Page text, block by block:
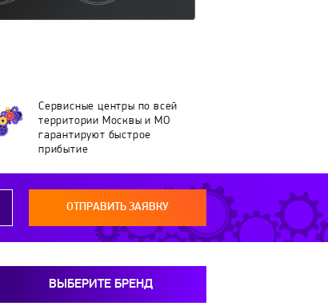
Сервисные центры по всей
территории Москвы и МО
гарантируют быстрое
прибытие
ОТПРАВИТЬ ЗАЯВКУ
ВЫБЕРИТЕ БРЕНД